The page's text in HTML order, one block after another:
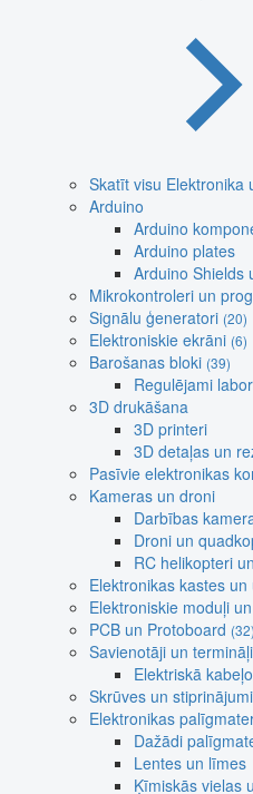
Skatīt visu Elektronika
Arduino
Arduino
Arduino plates
Arduino Shields
Mikrokontroleri un
Signālu ģeneratori (20)
Elektroniskie ekrāni (6)
Barošanas bloki (39)
Regulējami
3D drukāšana
3D printeri
3D detaļas un
Pasīvie elektronikas
Kameras un droni
Darbības
Droni un
RC helikopteri
Elektronikas kastes
Elektroniskie moduļi
PCB un Protoboard (32)
Savienotāji un termināļi
Elektriskā
Skrūves un stiprinājumi
Elektronikas
Dažādi
Lentes un līmes
Ķīmiskās vielas